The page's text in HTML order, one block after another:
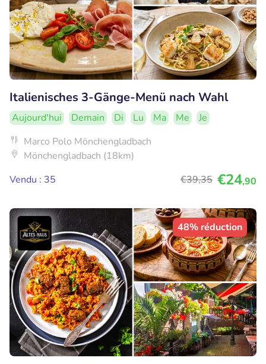
Italienisches 3-Gänge-Menü nach Wahl
Aujourd'hui Demain Di Lu Ma Me
Je
Marco Polo Mönchengladbach
Mönchengladbach (18km)
Vendu : 35
€39,35 €24,90
48% réduction